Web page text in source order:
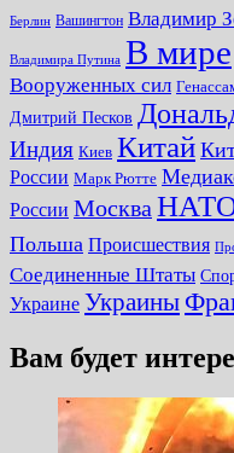
Берлин Вашингтон Владимир
Владимира Путина В мире
Вооруженных сил
Дмитрий Песков
Индия Киев Китай
России Марк Рютте
России Москва
Польша Происшествия
Соединенные Штаты
Украине Украины
Вам будет